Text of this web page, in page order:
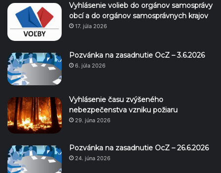
Vyhlásenie volieb do orgánov samosprávy
obcí a do orgánov samosprávnych krajov
17. júla 2026
Pozvánka na zasadnutie OcZ – 3.6.2026
6. júla 2026
Vyhlásenie času zvýšeného
nebezpečenstva vzniku požiaru
29. júna 2026
Pozvánka na zasadnutie OcZ – 26.6.2026
24. júna 2026